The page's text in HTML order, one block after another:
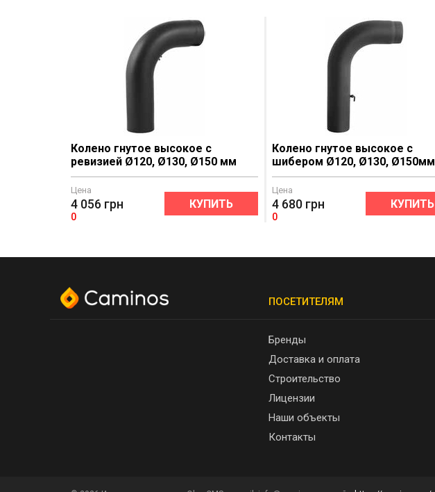
Колено гнутое высокое с
ревизией Ø120, Ø130, Ø150 мм
Цена
4 056 грн
0
КУПИТЬ
Колено гнутое высокое с
шибером Ø120, Ø130, Ø150мм
Цена
4 680 грн
0
КУПИТЬ
ПОСЕТИТЕЛЯМ
Бренды
Доставка и оплата
Строительство
Лицензии
Наши объекты
Контакты